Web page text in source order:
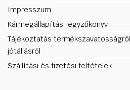
Impresszum
Kármegállapítási jegyzőkönyv
Tájékoztatás
jótállásról
Szállítási és fizetési feltételek